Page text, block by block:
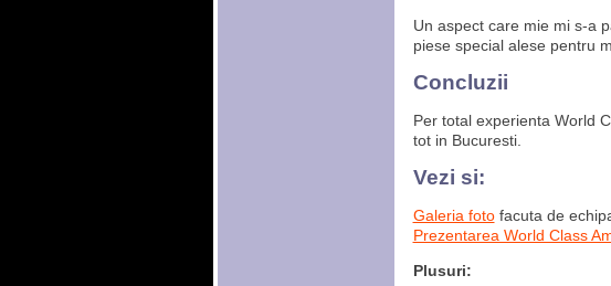
Un aspect care mie mi s-a
piese special alese pentru
Concluzii
Per total experienta World
tot in Bucuresti.
Vezi si:
Galeria fotofacuta de
Prezentarea World Class
Plusuri: